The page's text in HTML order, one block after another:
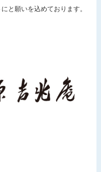
と願いを込めております。